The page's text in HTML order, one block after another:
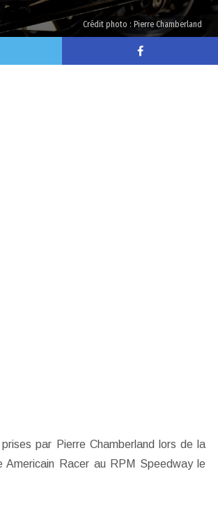
Crédit photo : Pierre Chamberland
par Pierre Chamberland lors de la
Americain Racer au RPM Speedway le